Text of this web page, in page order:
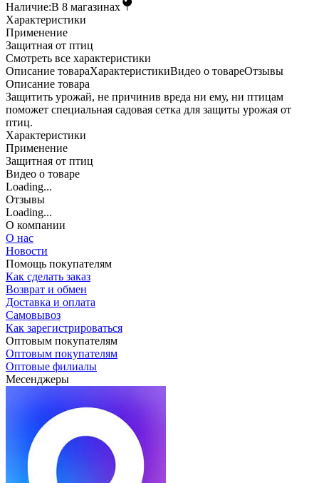
Наличие:В 8 магазинах
Характеристики
Применение
Защитная от птиц
Cмотреть все характеристики
Описание товараХарактеристикиВидео о товареОтзывы
Описание товара
Защитить урожай, не причинив вреда ни ему, ни птицам
поможет специальная садовая сетка для защиты урожая от
птиц.
Характеристики
Применение
Защитная от птиц
Видео о товаре
Loading...
Отзывы
Loading...
О компании
О нас
Новости
Помощь покупателям
Как сделать заказ
Возврат и обмен
Доставка и оплата
Самовывоз
Как зарегистрироваться
Оптовым покупателям
Оптовым покупателям
Оптовые филиалы
Месенджеры